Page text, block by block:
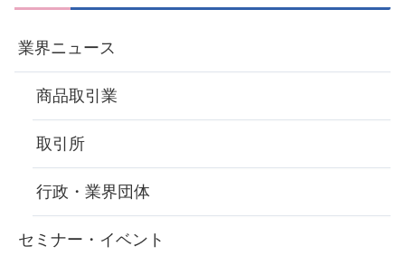
業界ニュース
商品取引業
取引所
行政・業界団体
セミナー・イベント